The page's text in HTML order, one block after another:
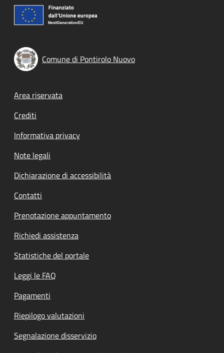
Comune di Pontirolo Nuovo
Footer menu
Area riservata
Crediti
Informativa privacy
Note legali
Dichiarazione di accessibilità
Contatti
Prenotazione appuntamento
Richiedi assistenza
Statistiche del portale
Leggi le FAQ
Pagamenti
Riepilogo valutazioni
Segnalazione disservizio